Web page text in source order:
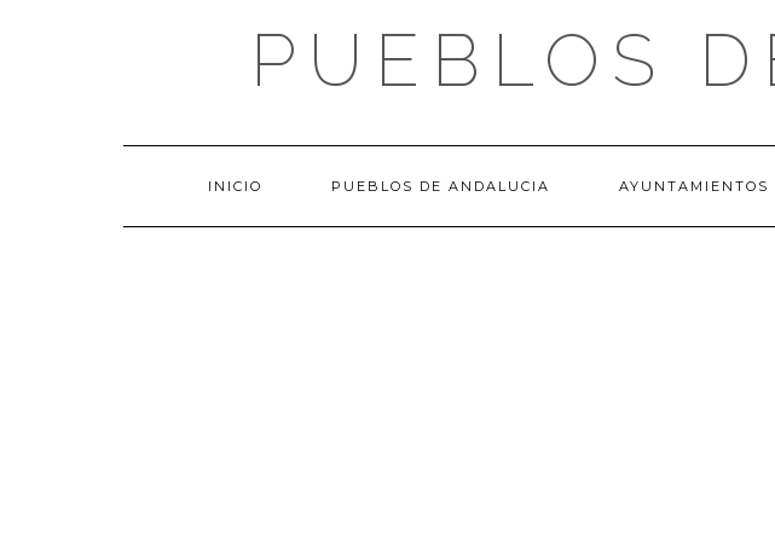
PUEBLOS
INICIO PUEBLOS DE ANDALUCIA AYUNTAMIENTOS